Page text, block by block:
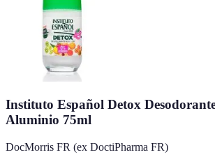
Instituto Español Detox
Aluminio 75ml
DocMorris FR (ex DoctiPharma FR)